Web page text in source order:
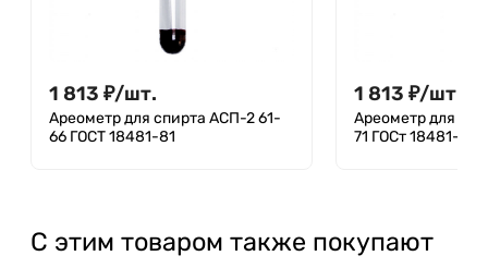
1 813 ₽/шт.
Ареометр для спирта АСП-2 61-
66 ГОСТ 18481-81
1 813 ₽/шт.
Ареометр для
71 ГОСт 18481-81
С этим товаром также покупают